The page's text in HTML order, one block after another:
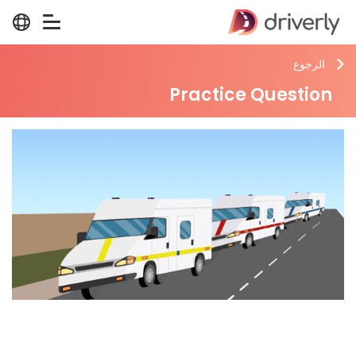
الرجوع
Practice Question